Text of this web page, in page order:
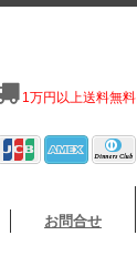
1万円以上送料無料
お問合せ